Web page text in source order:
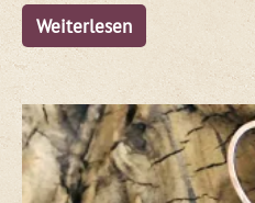
Weiterlesen